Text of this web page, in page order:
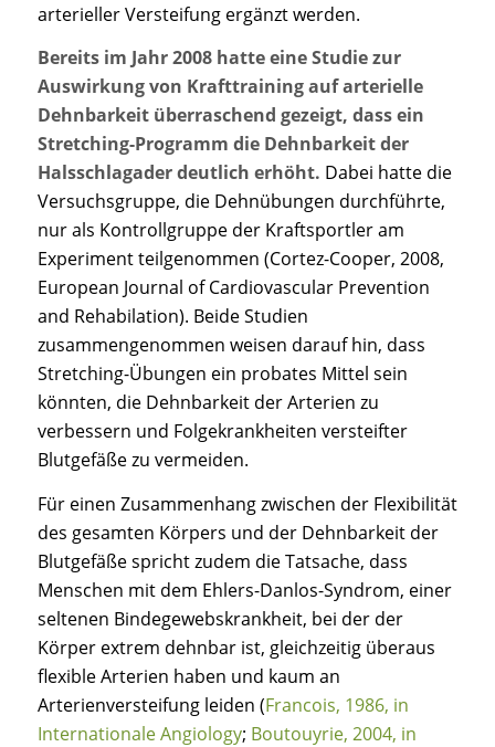
arterieller Versteifung ergänzt werden.
Bereits im Jahr 2008 hatte eine Studie zur
Auswirkung von Krafttraining auf arterielle
Dehnbarkeit überraschend gezeigt, dass ein
Stretching-Programm die Dehnbarkeit der
Halsschlagader deutlich erhöht. Dabei hatte die
Versuchsgruppe, die Dehnübungen durchführte,
nur als Kontrollgruppe der Kraftsportler am
Experiment teilgenommen (Cortez-Cooper, 2008,
European Journal of Cardiovascular Prevention
and Rehabilation). Beide Studien
zusammengenommen weisen darauf hin, dass
Stretching-Übungen ein probates Mittel sein
könnten, die Dehnbarkeit der Arterien zu
verbessern und Folgekrankheiten versteifter
Blutgefäße zu vermeiden.
Für einen Zusammenhang zwischen der Flexibilität
des gesamten Körpers und der Dehnbarkeit der
Blutgefäße spricht zudem die Tatsache, dass
Menschen mit dem Ehlers-Danlos-Syndrom, einer
seltenen Bindegewebskrankheit, bei der der
Körper extrem dehnbar ist, gleichzeitig überaus
flexible Arterien haben und kaum an
Arterienversteifung leiden (Francois, 1986, in
Internationale Angiology; Boutouyrie, 2004, in